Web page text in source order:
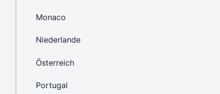
Monaco
Niederlande
Österreich
Portugal